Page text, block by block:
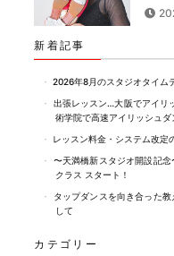
新着記事
2026年8月のスタジオタイ
出張レッスン…大阪でアイリ
術学院で高速アイリッシュダ
レッスン料金・システム改定
〜天満橋新スタジオ開設記
クラス スタート！
タップダンスを向き合った
して
カテゴリー